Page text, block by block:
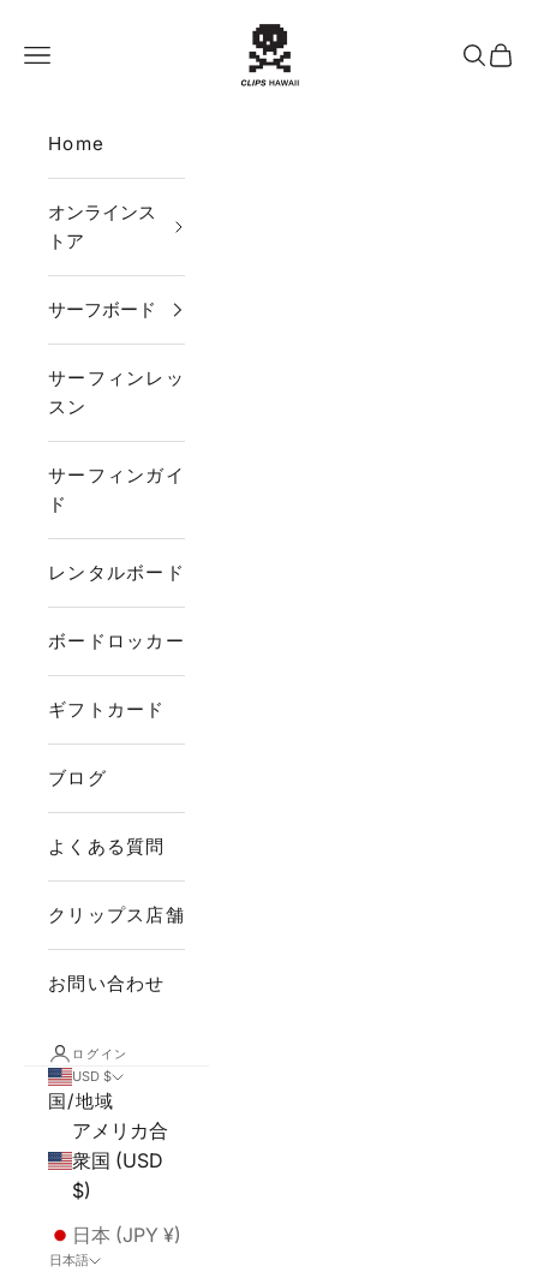
CLIPS HAWAII
メニュー
検索カー
Home
オンラインス
トア
サーフボード
サーフィンレッ
スン
サーフィンガイ
ド
レンタルボード
ボードロッカー
ギフトカード
ブログ
よくある質問
クリップス店舗
お問い合わせ
ログイン
USD $
国/地域
アメリカ合
衆国 (USD
$)
日本 (JPY ¥)
日本語